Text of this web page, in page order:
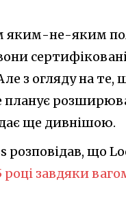
яким-не-яким
з огляду на
ще дивнішою.
розповідав, що
році завдяки